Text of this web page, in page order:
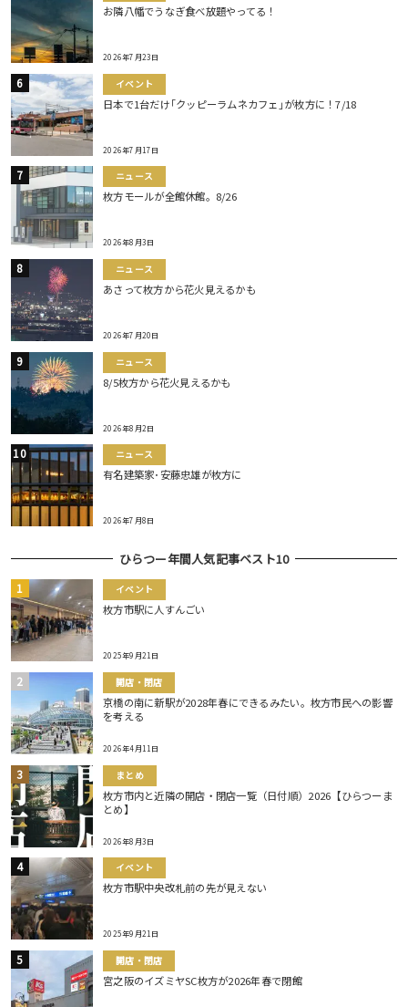
お隣八幡でうなぎ食べ放題やってる！
2026年7月23日
イベント
日本で1台だけ｢クッピーラムネカフェ｣が枚方に！7/18
2026年7月17日
ニュース
枚方モールが全館休館。8/26
2026年8月3日
ニュース
あさって枚方から花火見えるかも
2026年7月20日
ニュース
8/5枚方から花火見えるかも
2026年8月2日
ニュース
有名建築家･安藤忠雄が枚方に
2026年7月8日
ひらつー年間人気記事ベスト10
イベント
枚方市駅に人すんごい
2025年9月21日
開店・閉店
京橋の南に新駅が2028年春にできるみたい。枚方市民への影響
を考える
2026年4月11日
まとめ
枚方市内と近隣の開店・閉店一覧（日付順）2026【ひらつーま
とめ】
2026年8月3日
イベント
枚方市駅中央改札前の先が見えない
2025年9月21日
開店・閉店
宮之阪のイズミヤSC枚方が2026年春で閉館